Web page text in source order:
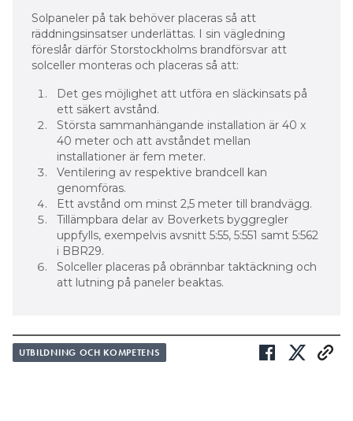
Solpaneler på tak behöver placeras så att
räddningsinsatser underlättas. I sin vägledning
föreslår därför Storstockholms brandförsvar att
solceller monteras och placeras så att:
Det ges möjlighet att utföra en släckinsats på
ett säkert avstånd.
Största sammanhängande installation är 40 x
40 meter och att avståndet mellan
installationer är fem meter.
Ventilering av respektive brandcell kan
genomföras.
Ett avstånd om minst 2,5 meter till brandvägg.
Tillämpbara delar av Boverkets byggregler
uppfylls, exempelvis avsnitt 5:55, 5:551 samt 5:562
i BBR29.
Solceller placeras på obrännbar taktäckning och
att lutning på paneler beaktas.
UTBILDNING OCH KOMPETENS